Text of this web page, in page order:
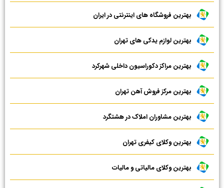
بهترین فروشگاه های اینترنتی در ایران
بهترین لوازم یدکی های تهران
بهترین مراکز دکوراسیون داخلی شهرکرد
بهترین مرکز فروش آهن تهران
بهترین مشاوران املاک در هشتگرد
بهترین وکلای کیفری تهران
بهترین وکلای مالیاتی و مالیات